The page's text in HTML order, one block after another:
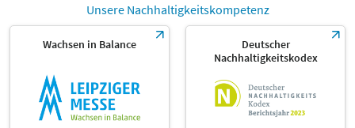
Unsere Nachhaltigkeitskompetenz
Wachsen in Balance
Deutscher
Nachhaltigkeitskodex